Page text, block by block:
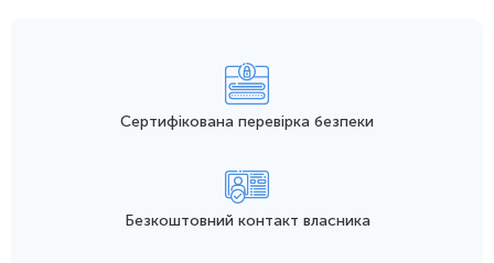
Сертифікована перевірка безпеки
Безкоштовний контакт власника